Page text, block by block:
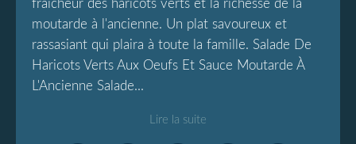
fraîcheur des haricots verts et la richesse de la
moutarde à l'ancienne. Un plat savoureux et
rassasiant qui plaira à toute la famille. Salade De
Haricots Verts Aux Oeufs Et Sauce Moutarde À
L'Ancienne Salade...
Lire la suite